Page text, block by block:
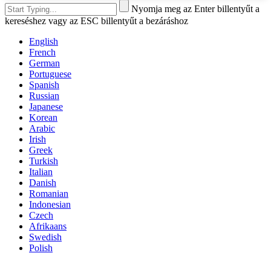
Nyomja meg az Enter billentyűt a
kereséshez vagy az ESC billentyűt a bezáráshoz
English
French
German
Portuguese
Spanish
Russian
Japanese
Korean
Arabic
Irish
Greek
Turkish
Italian
Danish
Romanian
Indonesian
Czech
Afrikaans
Swedish
Polish